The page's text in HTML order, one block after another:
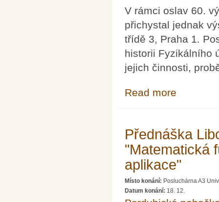
V rámci oslav 60.
přichystal jednak
třídě 3, Praha 1.
historii Fyzikálního
jejich činnosti,
Read more
Přednáška
"Matematická
aplikace"
Místo konání: Posluchárna A3
Datum konání: 18. 12.